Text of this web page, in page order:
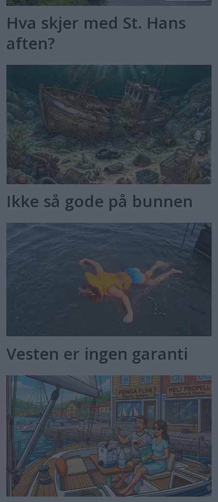
Hva skjer med St. Hans
aften?
Ikke så gode på bunnen
Vesten er ingen garanti